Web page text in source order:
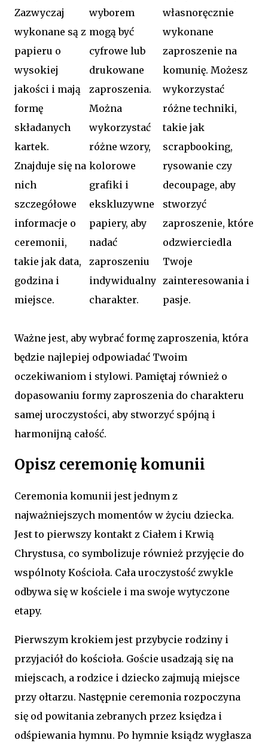
Zazwyczaj
wykonane są z
papieru o
wysokiej
jakości i mają
formę
składanych
kartek.
Znajduje się na
nich
szczegółowe
informacje o
ceremonii,
takie jak data,
godzina i
miejsce.
wyborem
mogą być
cyfrowe lub
drukowane
zaproszenia.
Można
wykorzystać
różne wzory,
kolorowe
grafiki i
ekskluzywne
papiery, aby
nadać
zaproszeniu
indywidualny
charakter.
własnoręcznie
wykonane
zaproszenie na
komunię. Możesz
wykorzystać
różne techniki,
takie jak
scrapbooking,
rysowanie czy
decoupage, aby
stworzyć
zaproszenie, które
odzwierciedla
Twoje
zainteresowania i
pasje.
Ważne jest, aby wybrać formę zaproszenia, która
będzie najlepiej odpowiadać Twoim
oczekiwaniom i stylowi. Pamiętaj również o
dopasowaniu formy zaproszenia do charakteru
samej uroczystości, aby stworzyć spójną i
harmonijną całość.
Opisz ceremonię komunii
Ceremonia komunii jest jednym z
najważniejszych momentów w życiu dziecka.
Jest to pierwszy kontakt z Ciałem i Krwią
Chrystusa, co symbolizuje również przyjęcie do
wspólnoty Kościoła. Cała uroczystość zwykle
odbywa się w kościele i ma swoje wytyczone
etapy.
Pierwszym krokiem jest przybycie rodziny i
przyjaciół do kościoła. Goście usadzają się na
miejscach, a rodzice i dziecko zajmują miejsce
przy ołtarzu. Następnie ceremonia rozpoczyna
się od powitania zebranych przez księdza i
odśpiewania hymnu. Po hymnie ksiądz wygłasza